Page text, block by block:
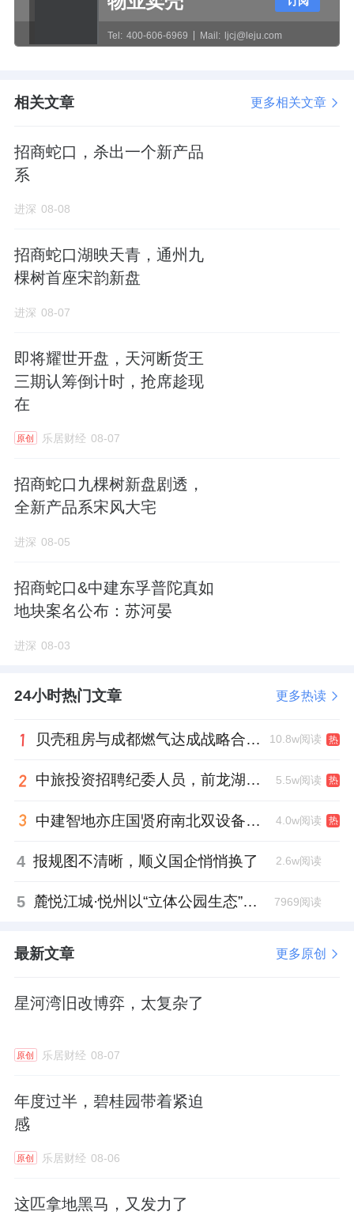
资金紧缺之下，首开的投资力度似乎有所收
缩。2023年以来，首开股份参与了北京、上
城市的公开市场土拍。从结果来看，今年上半
一宗纯商品住宅地块，地上建筑规模10.82万平
方米。
北京是首开股份的大本营，截至今年中期末，
首开股份土储中环渤海区域占比最高达58%，
其中北京占到近7成。
进入下半年，首开股份7月下旬曾在5天内拿下
7月20日，首开股份在北京土地市场以总价
31.97亿元 现房2.3万平方米摇号，摘得昌平区
沙河高教园区四期（二）地块土地一级开发项
一天后，以12.65亿元在厦门土地市场竞得
0.89万平方米；7月25日，又以22.82亿元拿下
北京市顺义区顺义新城第1街区地块，成交金额
22.82亿元，溢价率0.53%，未来销售指导价为
开股份再没有新增土地储备。
加速资产出售
拿地减缓之外，连续挂牌出售资产是首开股份
瑞泰商业管理有限公司100%股权及相关债权挂
牌转让。据该公司2023年08月31日财务报表，
元，资产总计13.7144亿元，负债总计13.3594
相关进展。据悉，北京联宝分别由首开股份、
业务为租赁经营北京市朝阳区联宝公寓项目。
出售联宝公司61.5%股权后，首开股份可实现
所得税前利润约3.5亿元。
Tel: 400-606-6969 Mail: ljcj@leju.com
相关文章 更多相关文章
招商蛇口，杀出一个新产品
系
进深 08-08
招商蛇口湖映天青，通州九
棵树首座宋韵新盘
进深 08-07
即将耀世开盘，天河断货王
三期认筹倒计时，抢席趁现
在
原创 乐居财经 08-07
招商蛇口九棵树新盘剧透，
全新产品系宋风大宅
进深 08-05
招商蛇口&中建东孚普陀真如
地块案名公布：苏河晏
进深 08-03
24小时热门文章 更多热读
贝壳租房与成都燃气达成战略合作 打通安全巡检“最后一米” 10.8w阅读 热
中旅投资招聘纪委人员，前龙湖副总裁胡若翔掌舵 5.5w阅读 热
中建智地亦庄国贤府南北双设备平台，得房率创区域新高 4.0w阅读 热
4 报规图不清晰，顺义国企悄悄换了 2.6w阅读
5 麓悦江城·悦州以“立体公园生态”重塑居住绿意，克而瑞好房点评网“园林绿化”维度表现亮眼 7969阅读
最新文章 更多原创
星河湾旧改博弈，太复杂了
原创 乐居财经 08-07
年度过半，碧桂园带着紧迫
感
原创 乐居财经 08-06
这匹拿地黑马，又发力了